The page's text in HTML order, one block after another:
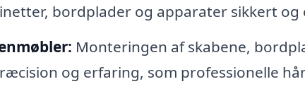
bordplader og apparater sikkert og
Monteringen af skabene,
og erfaring, som professionelle